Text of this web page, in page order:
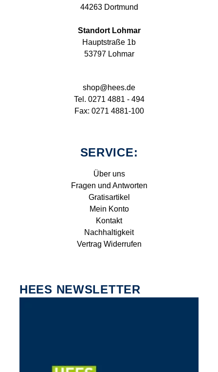
44263 Dortmund
Standort Lohmar
Hauptstraße 1b
53797 Lohmar
shop@hees.de
Tel. 0271 4881 - 494
Fax: 0271 4881-100
SERVICE:
Über uns
Fragen und Antworten
Gratisartikel
Mein Konto
Kontakt
Nachhaltigkeit
Vertrag Widerrufen
HEES NEWSLETTER